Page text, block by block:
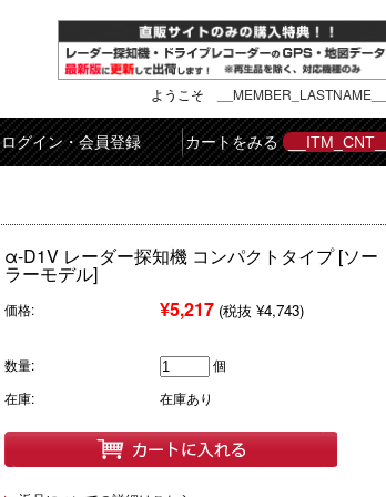
ようこそ __MEMBER_LASTNAME__
ログイン・会員登録 カートをみる __ITM_CNT__
α-D1V レーダー探知機 コンパクトタイプ [ソー
ラーモデル]
価格: ¥5,217 (税抜 ¥4,743)
数量:
個
在庫:
在庫あり